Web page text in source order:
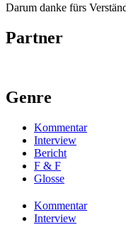
Darum danke fürs
Partner
Genre
Kommentar
Interview
Bericht
F & F
Glosse
Kommentar
Interview